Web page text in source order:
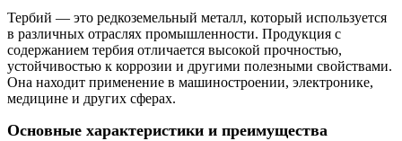
Тербий — это редкоземельный металл, который используется
в различных отраслях промышленности. Продукция с
содержанием тербия отличается высокой прочностью,
устойчивостью к коррозии и другими полезными свойствами.
Она находит применение в машиностроении, электронике,
медицине и других сферах.
Основные характеристики и преимущества